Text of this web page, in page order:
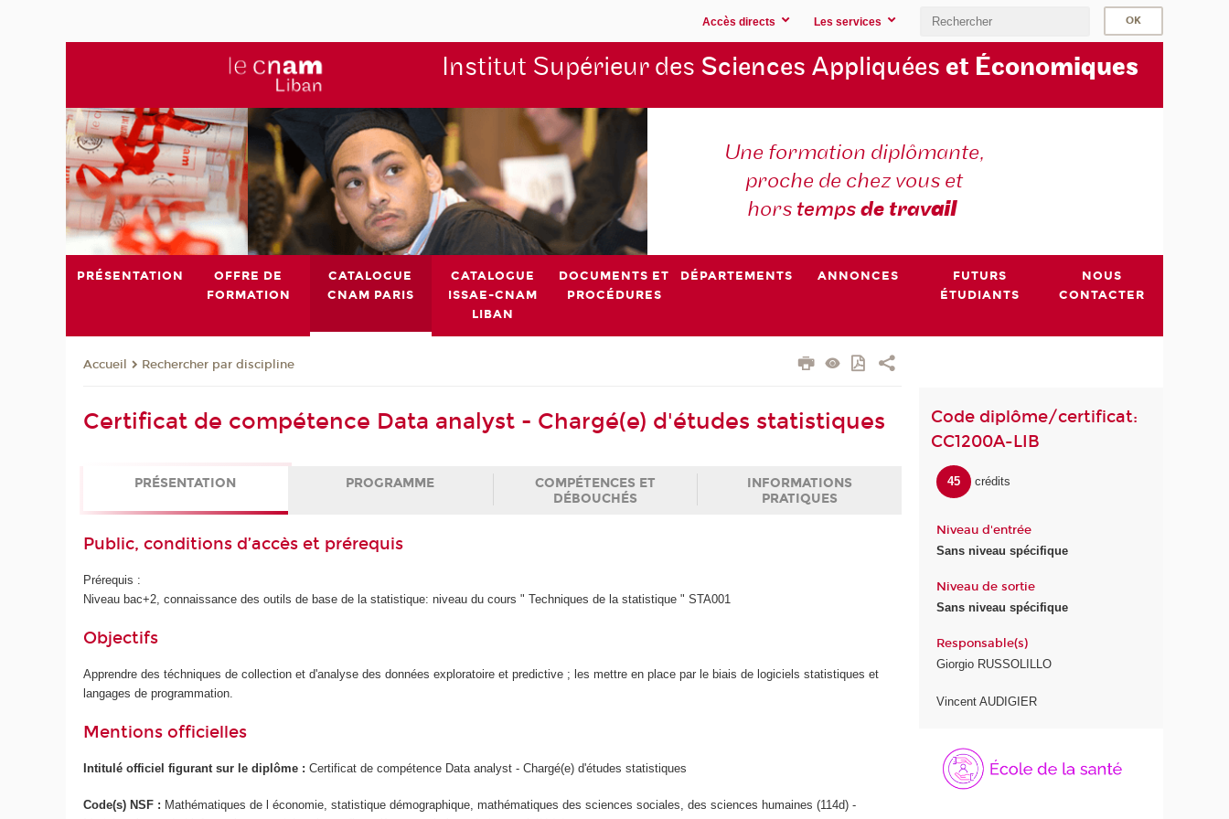
Accès directs Les services
Institut Supérieur des Sciences Appliquées et Économiques
Une formation diplômante,
proche de chez vous et
hors tempsde travail
PRÉSENTATION
OFFRE DE
FORMATION
CATALOGUE
CNAM PARIS
CATALOGUE
ISSAE-CNAM
LIBAN
DOCUMENTS ET
PROCÉDURES
DÉPARTEMENTS ANNONCES
FUTURS
ÉTUDIANTS
NOUS
CONTACTER
Accueil Rechercher par discipline
Certificat de compétence Data analyst - Chargé(e) d'études statistiques
PRÉSENTATION PROGRAMME
COMPÉTENCES ET
DÉBOUCHÉS
INFORMATIONS
PRATIQUES
Public, conditions d’accès et prérequis
Prérequis :
Niveau bac+2, connaissance des outils de base de la statistique: niveau du cours " Techniques de la statistique " STA001
Objectifs
Apprendre des téchniques de collection et d'analyse des données exploratoire et predictive ; les mettre en place par le biais de logiciels statistiques et
langages de programmation.
Mentions officielles
Intitulé officiel figurant sur le diplôme :Certificat de compétence Data analyst - Chargé(e) d'études statistiques
Code(s) NSF : Mathématiques de l économie, statistique démographique, mathématiques des sciences sociales, des sciences humaines (114d) -
Code diplôme/certificat:
CC1200A-LIB
45 crédits
Niveau d'entrée
Sans niveau spécifique
Niveau de sortie
Sans niveau spécifique
Responsable(s)
Giorgio RUSSOLILLO
Vincent AUDIGIER